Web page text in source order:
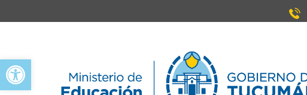
Open toolbar